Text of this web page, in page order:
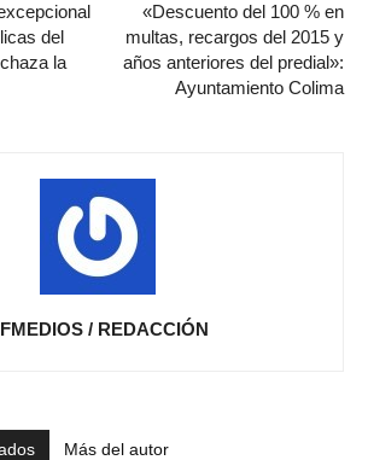
del
la
«Descuento del 100 % en
multas, recargos del 2015 y
años anteriores del predial»:
Ayuntamiento Colima
/ REDACCIÓN
Más del autor